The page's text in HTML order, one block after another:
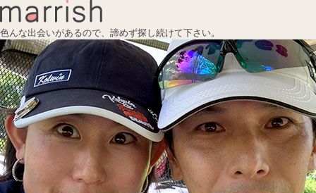
色んな出会いがあるので、諦めず探し続けて下さい。